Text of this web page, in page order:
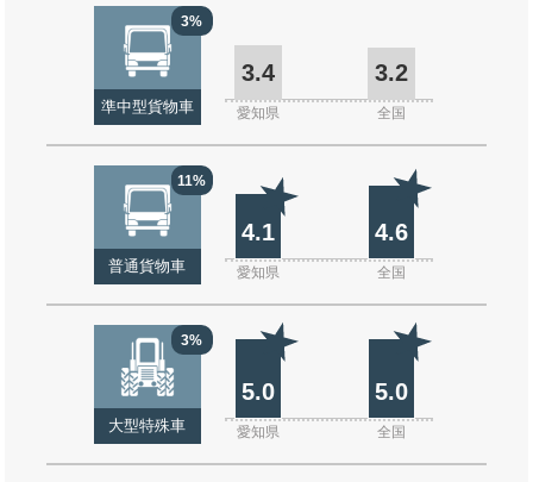
3%
準中型貨物車
3.4 3.2
愛知県 全国
11%
普通貨物車
4.1 4.6
愛知県 全国
3%
大型特殊車
5.0 5.0
愛知県 全国